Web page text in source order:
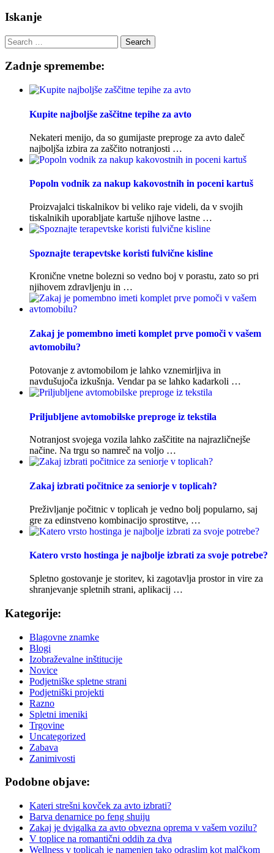
Iskanje
Search
for:
Zadnje spremembe:
Kupite najboljše zaščitne tepihe za avto
Nekateri menijo, da so gumijaste preproge za avto daleč
najboljša izbira za zaščito notranjosti …
Popoln vodnik za nakup kakovostnih in poceni kartuš
Proizvajalci tiskalnikov bi veliko raje videli, da v svojih
tiskalnikih uporabljate kartuše njihove lastne …
Spoznajte terapevtske koristi fulvične kisline
Kronične vnetne bolezni so vedno boj v porastu, zato so pri
njihovem zdravljenju in …
Zakaj je pomembno imeti komplet prve pomoči v vašem
avtomobilu?
Potovanje z avtomobilom je lahko vznemirljiva in
navdušujoča izkušnja. Vendar pa se lahko kadarkoli …
Priljubljene avtomobilske preproge iz tekstila
Notranjost svojega vozila lahko zaščitite na najrazličnejše
načine. Na trgu so namreč na voljo …
Zakaj izbrati počitnice za seniorje v toplicah?
Preživljanje počitnic v toplicah je vedno bolj popularno, saj
gre za edinstveno kombinacijo sprostitve, …
Katero vrsto hostinga je najbolje izbrati za svoje potrebe?
Spletno gostovanje je storitev, ki zagotavlja prostor in vire za
shranjevanje spletnih strani, aplikacij …
Kategorije:
Blagovne znamke
Blogi
Izobraževalne inštitucije
Novice
Podjetniške spletne strani
Podjetniški projekti
Razno
Spletni imeniki
Trgovine
Uncategorized
Zabava
Zanimivosti
Podobne objave:
Kateri strešni kovček za avto izbrati?
Barva denarnice po feng shuiju
Zakaj je dvigalka za avto obvezna oprema v vašem vozilu?
V toplice na romantični oddih za dva
Wellness v toplicah je namenjen tako odraslim kot malčkom